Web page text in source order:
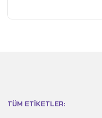
TÜM ETIKETLER: